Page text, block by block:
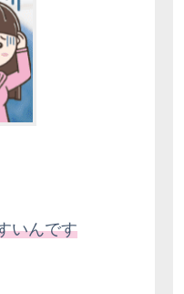
いんです